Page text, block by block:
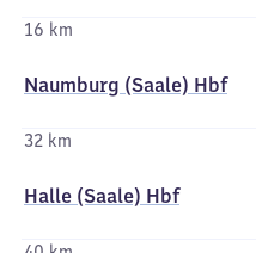
16 km
Naumburg (Saale) Hbf
32 km
Halle (Saale) Hbf